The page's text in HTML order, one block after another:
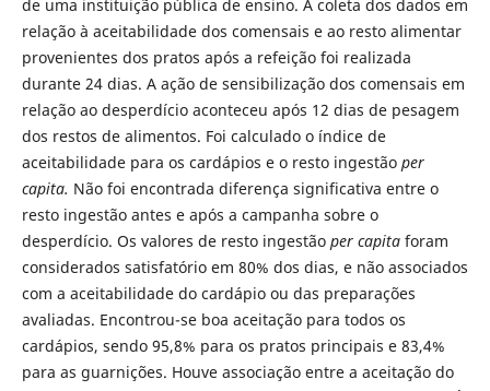
de uma instituição pública de ensino. A coleta dos dados em
relação à aceitabilidade dos comensais e ao resto alimentar
provenientes dos pratos após a refeição foi realizada
durante 24 dias. A ação de sensibilização dos comensais em
relação ao desperdício aconteceu após 12 dias de pesagem
dos restos de alimentos. Foi calculado o índice de
aceitabilidade para os cardápios e o resto ingestão per
capita. Não foi encontrada diferença significativa entre o
resto ingestão antes e após a campanha sobre o
desperdício. Os valores de resto ingestão per capitaforam
considerados satisfatório em 80% dos dias, e não associados
com a aceitabilidade do cardápio ou das preparações
avaliadas. Encontrou-se boa aceitação para todos os
cardápios, sendo 95,8% para os pratos principais e 83,4%
para as guarnições. Houve associação entre a aceitação do